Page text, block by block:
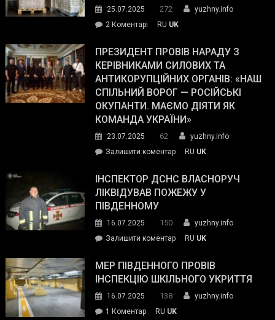
The
Street
Journal.
25.07.2025 272
yuzhny.info
2 Коментарі
Південному
працівникам
ОПЗ
з
матеріального
резерву
гуманітарну
допомогу
RU UK
ПРЕЗИДЕНТ ПРОВІВ НАРАДУ З
КЕРІВНИКАМИ СИЛОВИХ ТА
АНТИКОРУПЦІЙНИХ ОРГАНІВ: «НАШ
СПІЛЬНИЙ ВОРОГ — РОСІЙСЬКІ
ОКУПАНТИ. МАЄМО ДІЯТИ ЯК
КОМАНДА УКРАЇНИ»
23.07.2025 62
yuzhny.info
Залишити коментарon
провів
нараду
силових
та
органів:
«Наш
спільний
RU UK
ІНСПЕКТОР ДСНС ВЛАСНОРУЧ
ЛІКВІДУВАВ ПОЖЕЖУ У
ПІВДЕННОМУ
16.07.2025 150
yuzhny.info
Залишити коментарon
ДСНС
власноруч
пожежу
у
RU UK
МЕР ПІВДЕННОГО ПРОВІВ
ІНСПЕКЦІЮ ШКІЛЬНОГО УКРИТТЯ
16.07.2025 138
yuzhny.info
1 Коментардо RU UK